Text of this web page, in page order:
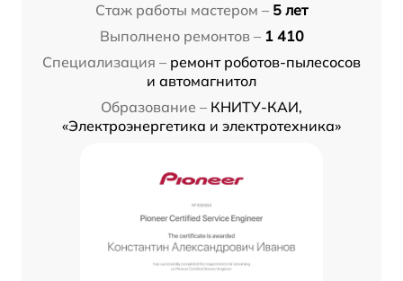
Стаж работы мастером – 5 лет
Выполнено ремонтов – 1 410
Специализация – ремонт роботов-пылесосов
и автомагнитол
Образование – КНИТУ-КАИ,
«Электроэнергетика и электротехника»